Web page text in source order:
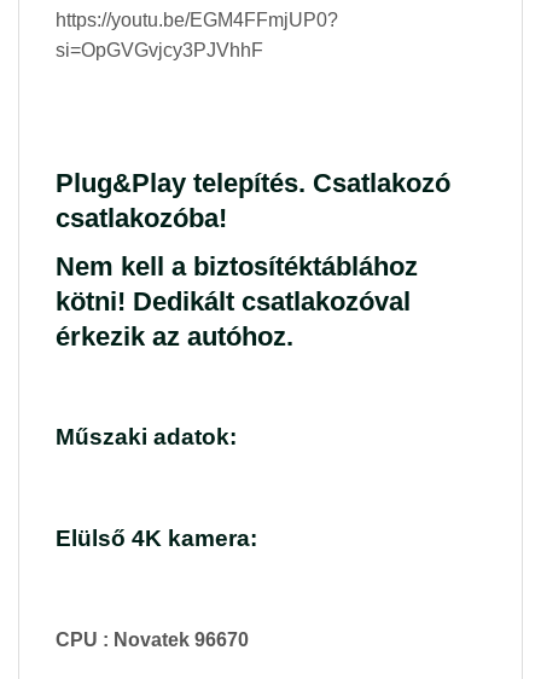
https://youtu.be/EGM4FFmjUP0?
si=OpGVGvjcy3PJVhhF
Plug&Play telepítés. Csatlakozó
csatlakozóba!
Nem kell a biztosítéktáblához
kötni! Dedikált csatlakozóval
érkezik az autóhoz.
Műszaki adatok:
Elülső 4K kamera:
CPU : Novatek 96670